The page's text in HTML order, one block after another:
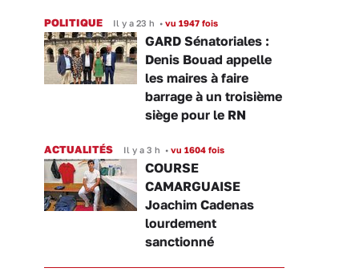
POLITIQUE Il y a 23 h • vu 1947 fois
GARD Sénatoriales :
Denis Bouad appelle
les maires à faire
barrage à un troisième
siège pour le RN
ACTUALITÉS Il y a 3 h • vu 1604 fois
COURSE
CAMARGUAISE
Joachim Cadenas
lourdement
sanctionné